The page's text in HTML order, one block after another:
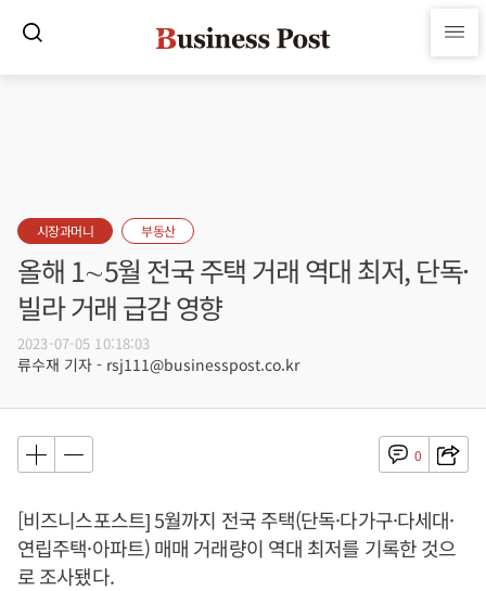
시장과머니 부동산
올해 1∼5월 전국 주택 거래 역대 최저, 단독·
빌라 거래 급감 영향
2023-07-05 10:18:03
류수재 기자 - rsj111@businesspost.co.kr
0
[비즈니스포스트] 5월까지 전국 주택(단독·다가구·다세대·
연립주택·아파트) 매매 거래량이 역대 최저를 기록한 것으
로 조사됐다.